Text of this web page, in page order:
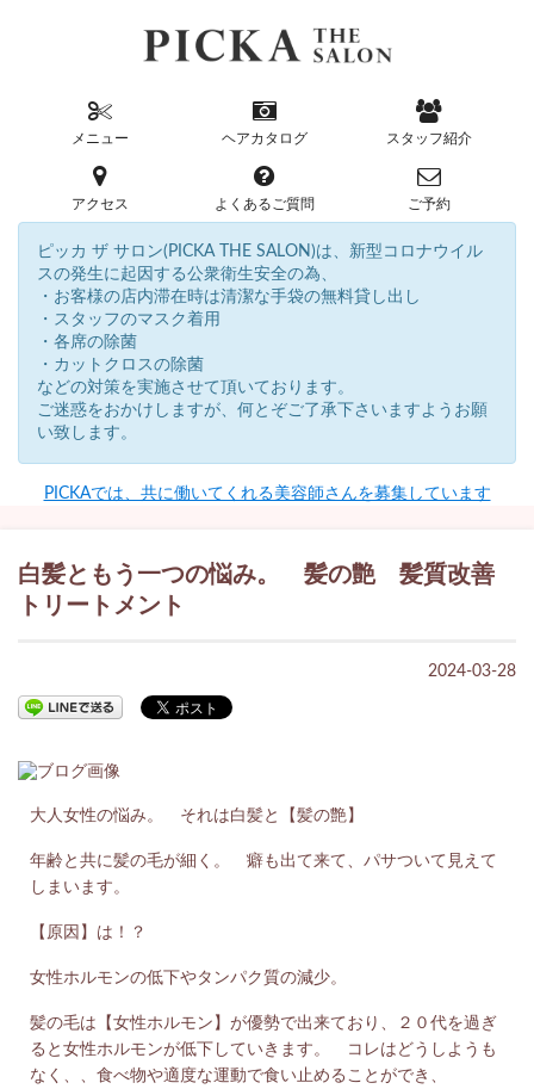
メニュー ヘアカタログ スタッフ紹介
アクセス よくあるご質問 ご予約
ピッカ ザ サロン(PICKA THE SALON)は、新型コロナウイル
スの発生に起因する公衆衛生安全の為、
・お客様の店内滞在時は清潔な手袋の無料貸し出し
・スタッフのマスク着用
・各席の除菌
・カットクロスの除菌
などの対策を実施させて頂いております。
ご迷惑をおかけしますが、何とぞご了承下さいますようお願
い致します。
PICKAでは、共に働いてくれる美容師さんを募集しています
白髪ともう一つの悩み。 髪の艶 髪質改善
トリートメント
2024-03-28
大人女性の悩み。 それは白髪と【髪の艶】
年齢と共に髪の毛が細く。 癖も出て来て、パサついて見えて
しまいます。
【原因】は！？
女性ホルモンの低下やタンパク質の減少。
髪の毛は【女性ホルモン】が優勢で出来ており、２０代を過ぎ
ると女性ホルモンが低下していきます。 コレはどうしようも
なく、、食べ物や適度な運動で食い止めることができ、